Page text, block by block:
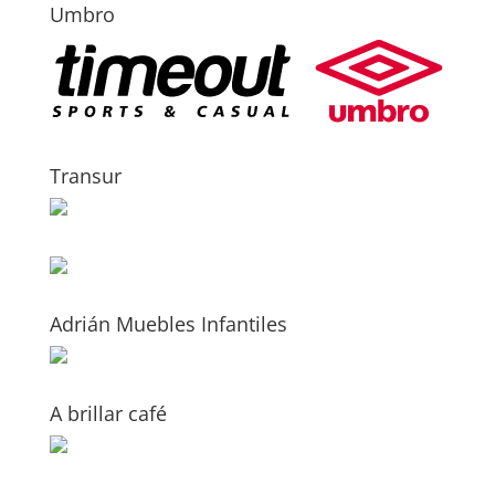
Umbro
Transur
Adrián Muebles Infantiles
A brillar café